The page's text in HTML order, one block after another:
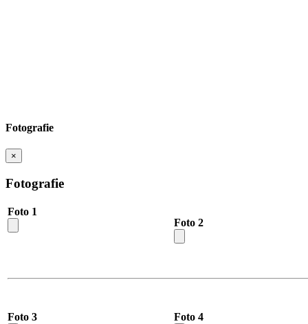
Fotografie
×
Fotografie
Foto 1
Foto 2
Foto 3 Foto 4